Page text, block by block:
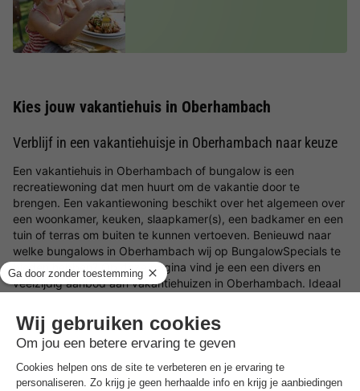
Kies jouw vakantiehuis in Oberhambach
Verblijf in een vakantiehuisje in Oberhambach naar keuze
Een vakantiehuis in Oberhambach of bungalow is een
recreatiewoning dat men huurt om de vakantie door te
brengen. Een vakantiewoning beschikt over het algemeen over
een woonkamer, keuken, slaapkamer(s), een badkamer en een
tuin of terras om buiten te kunnen vertoeven. Benieuwd naar
welke bungalows in Oberhambach wij op BungalowSpecials te
bieden hebben? Op deze pagina vind je een een divers en
veelzijdig aanbod aan vakantiehuizen in Oberhambach. Ideaal
of een
weekje weg in Nederland
of het buitenland wilt met je
geliefdes.
Welk soort bungalows in Oberhambach zijn er
beschikbaar?